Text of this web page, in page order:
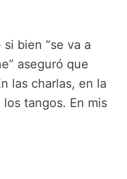
bien “se va a
aseguró que
las charlas, en la
tangos. En mis